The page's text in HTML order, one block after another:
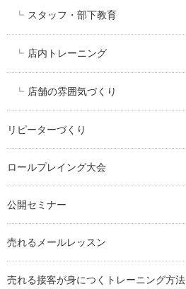
スタッフ・部下教育
店内トレーニング
店舗の雰囲気づくり
リピーターづくり
ロールプレイング大会
公開セミナー
売れるメールレッスン
売れる接客が身につくトレーニング方法